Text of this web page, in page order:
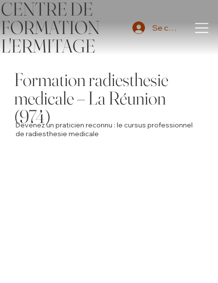
CENTRE DE
FORMATION
L'ERMITAGE
Se connecter
Formation radiesthesie
medicale – La Réunion
(974)
Devenez un praticien reconnu : le cursus professionnel
de radiesthesie medicale